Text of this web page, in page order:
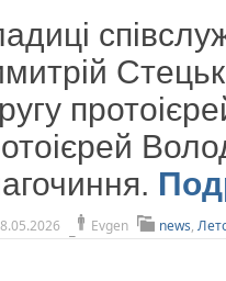
Evgen news,